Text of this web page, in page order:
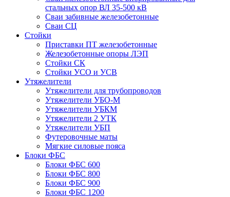
стальных опор ВЛ 35-500 кВ
Сваи забивные железобетонные
Сваи СЦ
Стойки
Приставки ПТ железобетонные
Железобетонные опоры ЛЭП
Стойки СК
Стойки УСО и УСВ
Утяжелители
Утяжелители для трубопроводов
Утяжелители УБО-М
Утяжелители УБКМ
Утяжелители 2 УТК
Утяжелители УБП
Футеровочные маты
Мягкие силовые пояса
Блоки ФБС
Блоки ФБС 600
Блоки ФБС 800
Блоки ФБС 900
Блоки ФБС 1200